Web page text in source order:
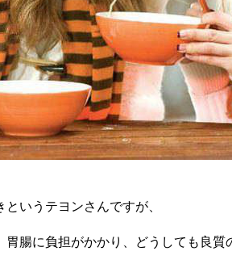
いうテヨンさんですが、
胃腸に負担がかかり、どうしても良質